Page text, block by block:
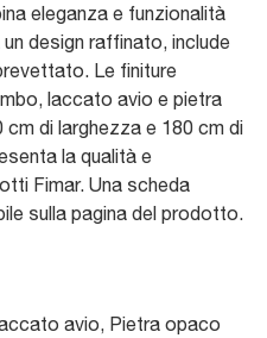
eleganza e funzionalità
design raffinato, include
Le finiture
laccato avio e pietra
di larghezza e 180 cm di
la qualità e
Fimar. Una scheda
sulla pagina del prodotto.
avio, Pietra opaco